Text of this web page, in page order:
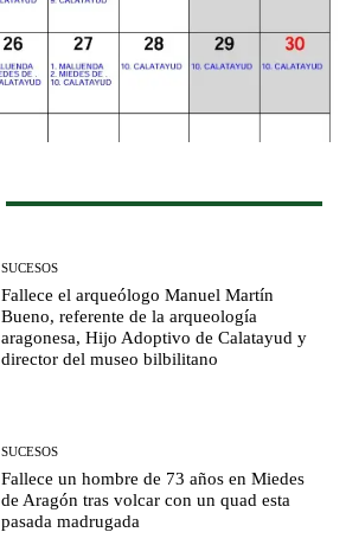
SUCESOS
Fallece el arqueólogo Manuel Martín
Bueno, referente de la arqueología
aragonesa, Hijo Adoptivo de Calatayud y
director del museo bilbilitano
SUCESOS
Fallece un hombre de 73 años en Miedes
de Aragón tras volcar con un quad esta
pasada madrugada